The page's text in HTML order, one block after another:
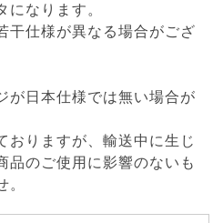
なります。
干仕様が異なる場合がござ
が日本仕様では無い場合が
おりますが、輸送中に生じ
品のご使用に影響のないも
。